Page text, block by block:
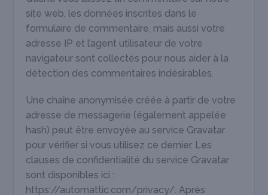
site web, les données inscrites dans le
formulaire de commentaire, mais aussi votre
adresse IP et l’agent utilisateur de votre
navigateur sont collectés pour nous aider à la
détection des commentaires indésirables.
Une chaîne anonymisée créée à partir de votre
adresse de messagerie (également appelée
hash) peut être envoyée au service Gravatar
pour vérifier si vous utilisez ce dernier. Les
clauses de confidentialité du service Gravatar
sont disponibles ici :
https://automattic.com/privacy/. Après